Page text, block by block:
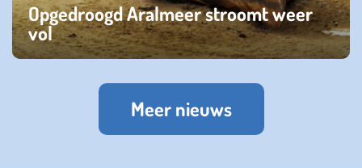
Opgedroogd Aralmeer stroomt weer
vol
Meer nieuws